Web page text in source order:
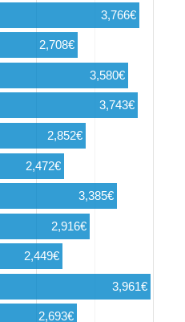
3,766€
2,708€
3,580€
3,743€
2,852€
2,472€
3,385€
2,916€
2,449€
3,961€
2,693€